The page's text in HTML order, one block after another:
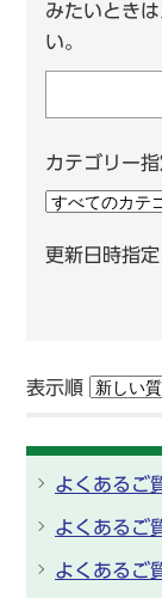
みたいとき
い。
カテゴリー
更新日時指定
表示順
よくあるご
よくあるご
よくあるご